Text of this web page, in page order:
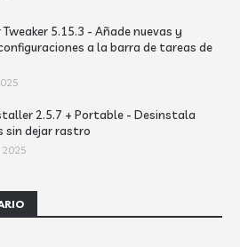
Tweaker 5.15.3 - Añade nuevas y
a la barra de tareas de
2.5.7 + Portable - Desinstala
sin dejar rastro